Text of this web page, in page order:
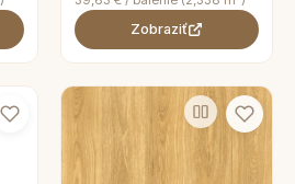
Zobraziť